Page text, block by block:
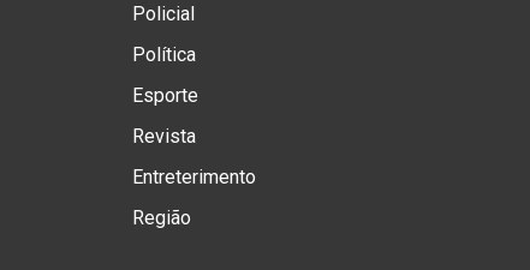
Policial
Política
Esporte
Revista
Entreterimento
Região